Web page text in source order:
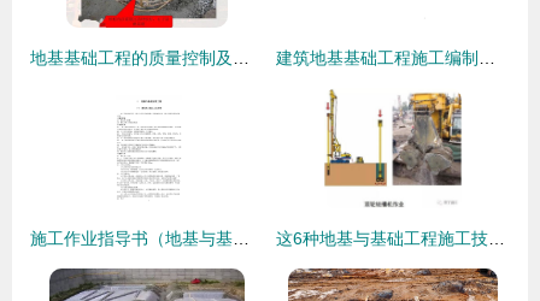
地基基础工程的质量控制及质量通病防治措施 建筑地基基础工程施工编制设计书——地基与基础工程的施工管理与应用
施工作业指导书（地基与基础分部工程） 这6种地基与基础工程施工技术，凭什么被中建一局推广应用